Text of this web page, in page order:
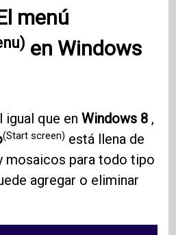
menú
enWindows
igual que enWindows 8 ,
(Start screen) está llena de
mosaicos para todo tipo
agregar o eliminar